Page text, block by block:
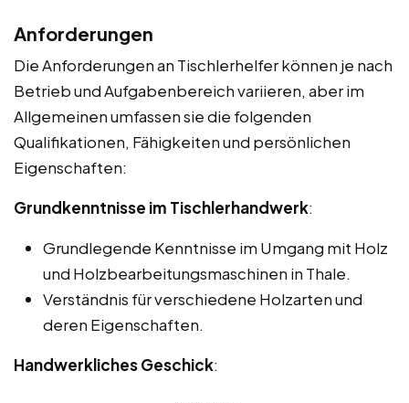
Anforderungen
Die Anforderungen an Tischlerhelfer können je nach
Betrieb und Aufgabenbereich variieren, aber im
Allgemeinen umfassen sie die folgenden
Qualifikationen, Fähigkeiten und persönlichen
Eigenschaften:
Grundkenntnisse im Tischlerhandwerk:
Grundlegende Kenntnisse im Umgang mit Holz
und Holzbearbeitungsmaschinen in Thale.
Verständnis für verschiedene Holzarten und
deren Eigenschaften.
Handwerkliches Geschick: